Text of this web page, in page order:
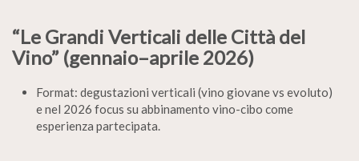
“Le Grandi Verticali delle Città del
Vino” (gennaio–aprile 2026)
Format: degustazioni verticali (vino giovane vs evoluto)
e nel 2026 focus su abbinamento vino-cibo come
esperienza partecipata.